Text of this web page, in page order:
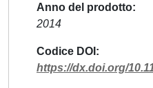
Anno del prodotto
2014
Codice DOI
https://dx.doi.org/